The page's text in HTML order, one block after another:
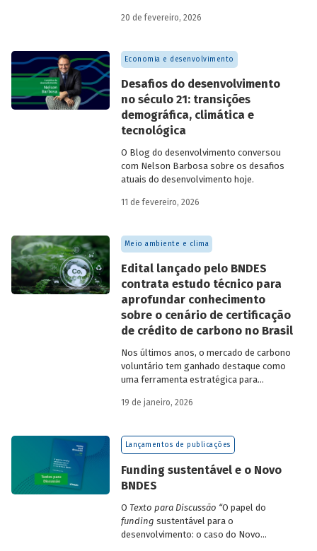
quanto para a história do
Brasil, está o lançamento da publicação
“BNDES Exim: 35 anos de apoio às
20 de fevereiro, 2026
Economia e desenvolvimento
Desafios do desenvolvimento
no século 21: transições
demográfica, climática e
tecnológica
O Blog do desenvolvimento conversou
com Nelson Barbosa sobre os desafios
atuais do desenvolvimento hoje.
11 de fevereiro, 2026
Meio ambiente e clima
Edital lançado pelo BNDES
contrata estudo técnico para
aprofundar conhecimento
sobre o cenário de certificação
de crédito de carbono no Brasil
Nos últimos anos, o mercado de carbono
voluntário tem ganhado destaque como
uma ferramenta estratégica para
de carbono e demonstrar compromisso
19 de janeiro, 2026
Lançamentos de publicações
Funding sustentável e o Novo
BNDES
O Texto para Discussão “O papel do
funding sustentável para o
desenvolvimento: o caso do Novo